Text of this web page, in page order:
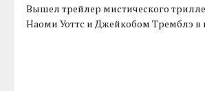
Вышел трейлер мистического
Наоми Уоттс и Джейкобом Тремблэ в